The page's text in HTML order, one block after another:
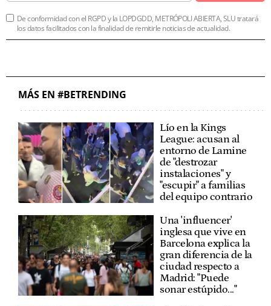
De conformidad con el RGPD y la LOPDGDD, METRÓPOLI ABIERTA, SLU tratará
los datos facilitados con la finalidad de remitirle noticias de actualidad.
MÁS EN #BETRENDING
Lío en la Kings
League: acusan al
entorno de Lamine
de "destrozar
instalaciones" y
"escupir" a familias
del equipo contrario
Una 'influencer'
inglesa que vive en
Barcelona explica la
gran diferencia de la
ciudad respecto a
Madrid: "Puede
sonar estúpido..."